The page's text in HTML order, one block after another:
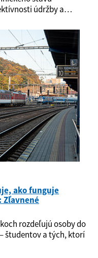
údržby a…
ako funguje
Zľavnené
rozdeľujú osoby do
študentov a tých, ktorí